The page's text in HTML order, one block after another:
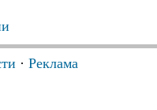
· Реклама